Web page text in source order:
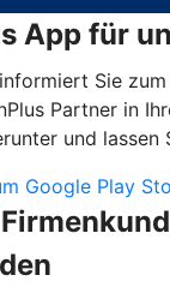
App für
Sie
Partner in
und lassen
Google Play